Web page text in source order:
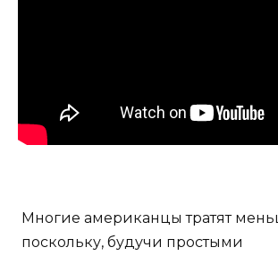
Многие американцы тратят
поскольку, будучи простыми